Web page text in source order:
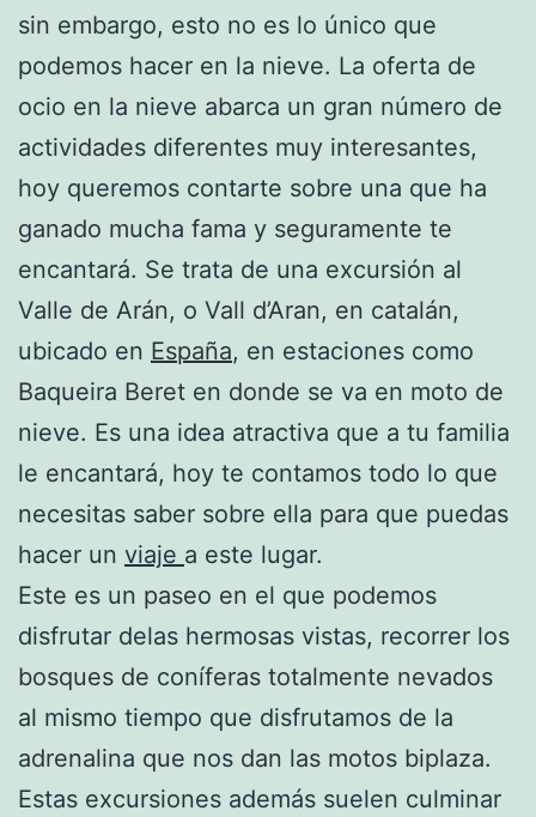
sin embargo, esto no es lo único que
podemos hacer en la nieve. La oferta de
ocio en la nieve abarca un gran número de
actividades diferentes muy interesantes,
hoy queremos contarte sobre una que ha
ganado mucha fama y seguramente te
encantará. Se trata de una excursión al
Valle de Arán, o Vall d’Aran, en catalán,
ubicado en España, en estaciones como
Baqueira Beret en donde se va en moto de
nieve. Es una idea atractiva que a tu familia
le encantará, hoy te contamos todo lo que
necesitas saber sobre ella para que puedas
hacer un viaje a este lugar.
Este es un paseo en el que podemos
disfrutar delas hermosas vistas, recorrer los
bosques de coníferas totalmente nevados
al mismo tiempo que disfrutamos de la
adrenalina que nos dan las motos biplaza.
Estas excursiones además suelen culminar